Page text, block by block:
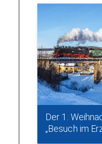
Der 1.
„Besuch im